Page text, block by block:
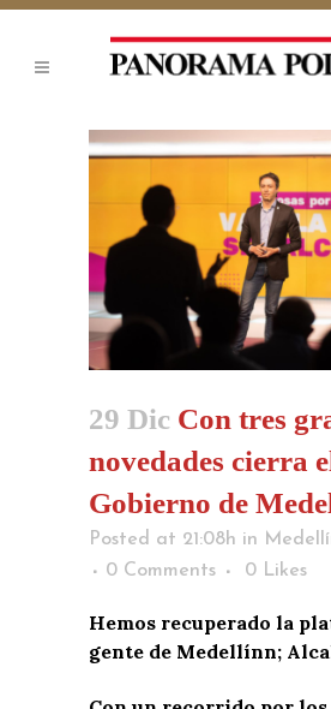
29 Dic Con tres
novedades cierra
Gobierno de
Posted at 21:08h in
0 Comments
0 Likes
Hemos recuperado la
gente de Medellínn;